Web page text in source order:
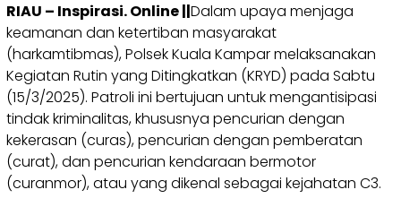
RIAU – Inspirasi. Online ||Dalam upaya menjaga
keamanan dan ketertiban masyarakat
(harkamtibmas), Polsek Kuala Kampar melaksanakan
Kegiatan Rutin yang Ditingkatkan (KRYD) pada Sabtu
(15/3/2025). Patroli ini bertujuan untuk mengantisipasi
tindak kriminalitas, khususnya pencurian dengan
kekerasan (curas), pencurian dengan pemberatan
(curat), dan pencurian kendaraan bermotor
(curanmor), atau yang dikenal sebagai kejahatan C3.